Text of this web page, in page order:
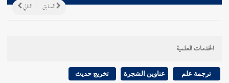
التالي السابق
الخدمات العلمية
ترجمة علم عناوين الشجرة تخريج حديث